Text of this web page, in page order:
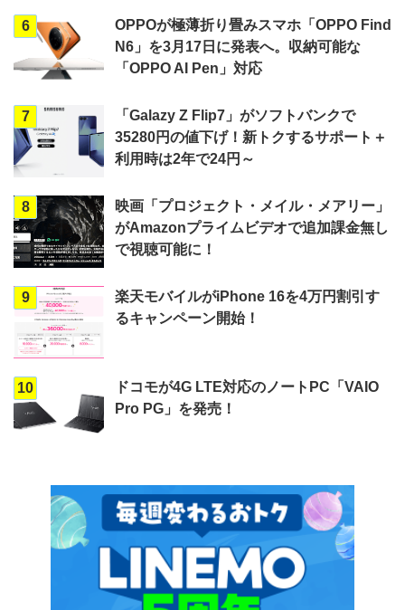
6
OPPOが極薄折り畳みスマホ「OPPO Find
N6」を3月17日に発表へ。収納可能な
「OPPO AI Pen」対応
7
「Galazy Z Flip7」がソフトバンクで
35280円の値下げ！新トクするサポート＋
利用時は2年で24円～
8
映画「プロジェクト・メイル・メアリー」
がAmazonプライムビデオで追加課金無し
で視聴可能に！
9
楽天モバイルがiPhone 16を4万円割引す
るキャンペーン開始！
10
ドコモが4G LTE対応のノートPC「VAIO
Pro PG」を発売！